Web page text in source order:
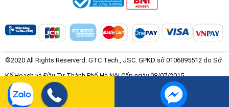
©2020 All Rights Reserverd. GTC Tech., JSC. GPKD số 0106895512 do Sở
Kế Hoạch và Đầu Tư Thành Phố Hà Nội Cấp ngày 08/07/2015